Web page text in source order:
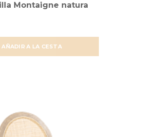
Montaigne natura
AÑADIR A LA CESTA